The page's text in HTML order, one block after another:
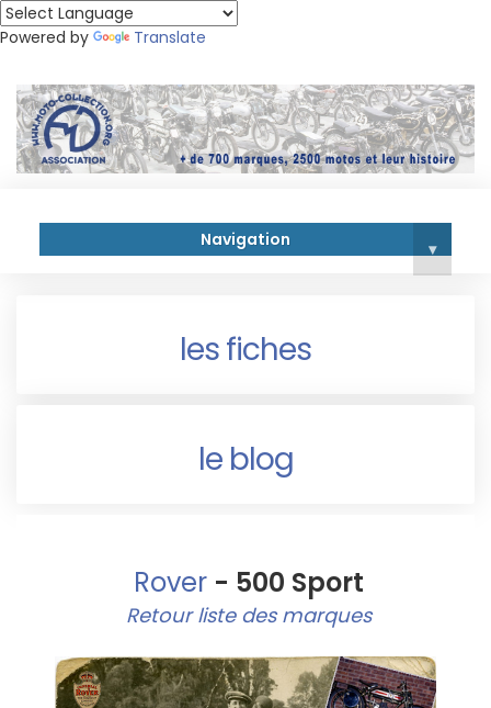
Powered by Translate
Navigation ▾
les fiches
le blog
Rover - 500 Sport
Retour liste des marques